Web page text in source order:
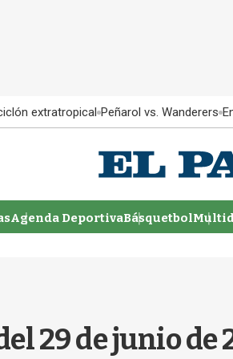
extratropical Peñarol vs. Wanderers
Agenda DeportivaBásquetbol
29 de junio de